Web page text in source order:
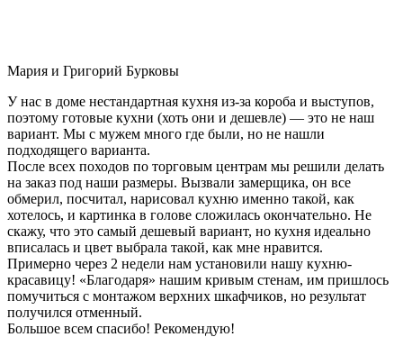
Мария и Григорий Бурковы
У нас в доме нестандартная кухня из-за короба и выступов,
поэтому готовые кухни (хоть они и дешевле) — это не наш
вариант. Мы с мужем много где были, но не нашли
подходящего варианта.
После всех походов по торговым центрам мы решили делать
на заказ под наши размеры. Вызвали замерщика, он все
обмерил, посчитал, нарисовал кухню именно такой, как
хотелось, и картинка в голове сложилась окончательно. Не
скажу, что это самый дешевый вариант, но кухня идеально
вписалась и цвет выбрала такой, как мне нравится.
Примерно через 2 недели нам установили нашу кухню-
красавицу! «Благодаря» нашим кривым стенам, им пришлось
помучиться с монтажом верхних шкафчиков, но результат
получился отменный.
Большое всем спасибо! Рекомендую!